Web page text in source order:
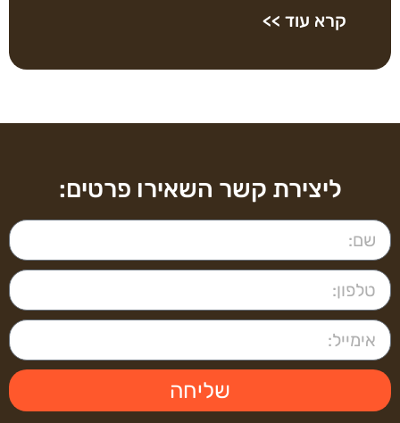
קרא עוד >>
ליצירת קשר השאירו פרטים:
שליחה